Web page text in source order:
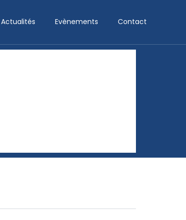
Actualités Evènements Contact